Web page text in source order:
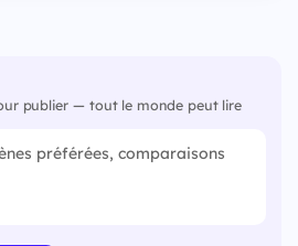
publier — tout le monde peut lire